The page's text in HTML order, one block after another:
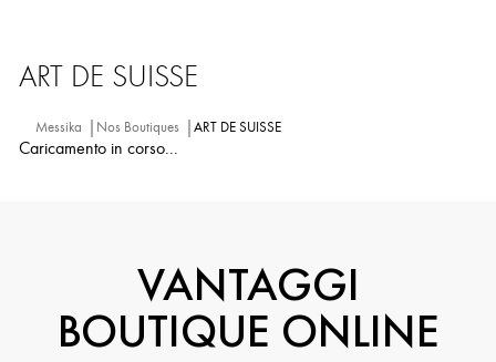
ART DE SUISSE
Messika Nos Boutiques ART DE SUISSE
Caricamento in corso...
VANTAGGI
BOUTIQUE ONLINE